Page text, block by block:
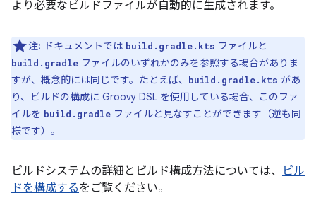
より必要なビルドファイルが自動的に生成されます。
注: ドキュメントでは build.gradle.kts ファイルと
build.gradle ファイルのいずれかのみを参照する場合がありま
すが、概念的には同じです。たとえば、
build.gradle.kts があ
り、ビルドの構成に Groovy DSL を使用している場合、このファ
イルを build.gradle ファイルと見なすことができます（逆も同
様です）。
ビルドシステムの詳細とビルド構成方法については、
ビル
ドを構成するをご覧ください。